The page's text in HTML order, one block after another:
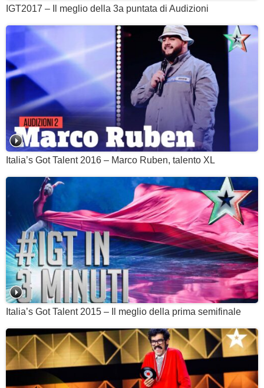
IGT2017 – Il meglio della 3a puntata di Audizioni
Italia’s Got Talent 2016 – Marco Ruben, talento XL
Italia’s Got Talent 2015 – Il meglio della prima semifinale